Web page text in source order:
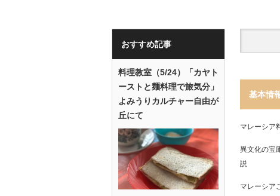
おすすめ記事
料理教室（5/24）「カヤト
ーストと麺料理で旅気分」
よみうりカルチャー自由が
丘にて
基本情
マレーシア
異文化の宝
説
マレーシア